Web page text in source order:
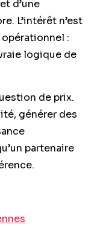
d’une
L’intérêt n’est
:
logique de
de prix.
générer des
partenaire